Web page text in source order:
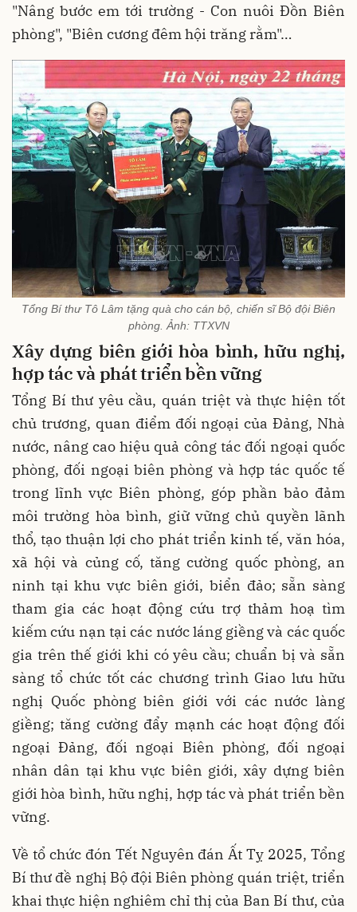
"Nâng bước em tới trường - Con nuôi Đồn Biên
phòng", "Biên cương đêm hội trăng rằm"…
Tổng Bí thư Tô Lâm tặng quà cho cán bộ, chiến sĩ Bộ đội Biên
phòng. Ảnh: TTXVN
Xây dựng biên giới hòa bình, hữu nghị,
hợp tác và phát triển bền vững
Tổng Bí thư yêu cầu, quán triệt và thực hiện tốt
chủ trương, quan điểm đối ngoại của Đảng, Nhà
nước, nâng cao hiệu quả công tác đối ngoại quốc
phòng, đối ngoại biên phòng và hợp tác quốc tế
trong lĩnh vực Biên phòng, góp phần bảo đảm
môi trường hòa bình, giữ vững chủ quyền lãnh
thổ, tạo thuận lợi cho phát triển kinh tế, văn hóa,
xã hội và củng cố, tăng cường quốc phòng, an
ninh tại khu vực biên giới, biển đảo; sẵn sàng
tham gia các hoạt động cứu trợ thảm hoạ tìm
kiếm cứu nạn tại các nước láng giềng và các quốc
gia trên thế giới khi có yêu cầu; chuẩn bị và sẵn
sàng tổ chức tốt các chương trình Giao lưu hữu
nghị Quốc phòng biên giới với các nước làng
giềng; tăng cường đẩy mạnh các hoạt động đối
ngoại Đảng, đối ngoại Biên phòng, đối ngoại
nhân dân tại khu vực biên giới, xây dựng biên
giới hòa bình, hữu nghị, hợp tác và phát triển bền
vững.
Về tổ chức đón Tết Nguyên đán Ất Tỵ 2025, Tổng
Bí thư đề nghị Bộ đội Biên phòng quán triệt, triển
khai thực hiện nghiêm chỉ thị của Ban Bí thư, của